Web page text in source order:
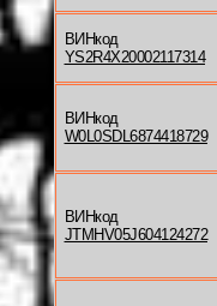
ВИНкод
YS2R4X20002117314
ВИНкод
W0L0SDL6874418729
ВИНкод
JTMHV05J604124272